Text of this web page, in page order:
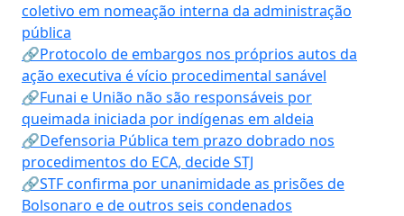
coletivo em nomeação interna da administração
pública
🔗Protocolo de embargos nos próprios autos da
ação executiva é vício procedimental sanável
🔗Funai e União não são responsáveis por
queimada iniciada por indígenas em aldeia
🔗Defensoria Pública tem prazo dobrado nos
procedimentos do ECA, decide STJ
🔗STF confirma por unanimidade as prisões de
Bolsonaro e de outros seis condenados